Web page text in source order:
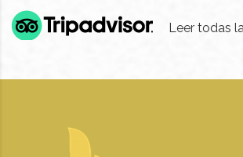
Leer todas